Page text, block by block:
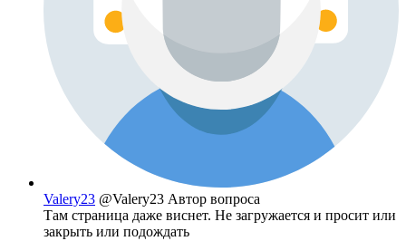
Valery23 @Valery23 Автор вопроса
Там страница даже виснет. Не загружается и просит или
закрыть или подождать